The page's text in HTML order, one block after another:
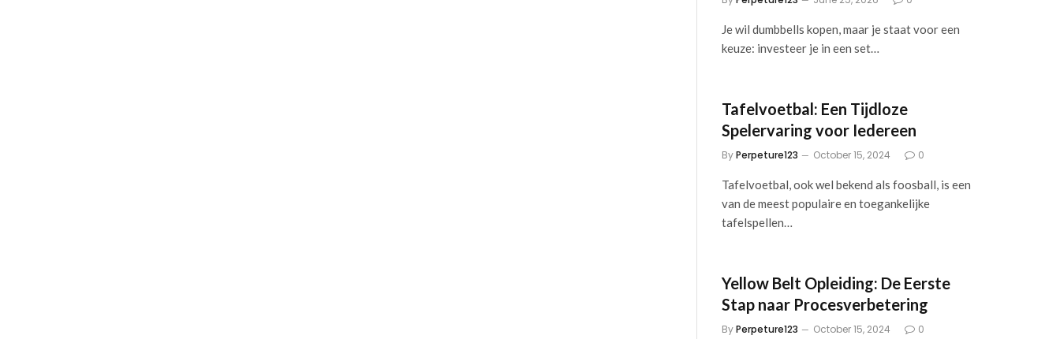
Je wil dumbbells kopen, maar je staat voor een
keuze: investeer je in een set…
Tafelvoetbal: Een Tijdloze
Spelervaring voor Iedereen
ByPerpeture123 October 15, 2024 0
Tafelvoetbal, ook wel bekend als foosball, is een
van de meest populaire en toegankelijke
tafelspellen…
Yellow Belt Opleiding: De Eerste
Stap naar Procesverbetering
ByPerpeture123 October 15, 2024 0